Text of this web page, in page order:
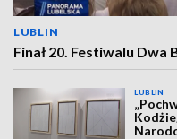
LUBLIN
Finał 20. Festiwalu
LUBLIN